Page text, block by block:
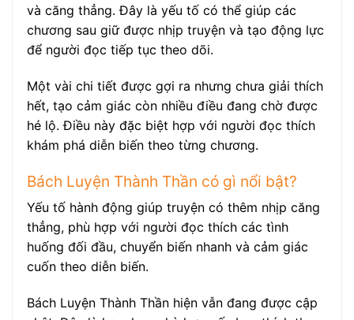
và căng thẳng. Đây là yếu tố có thể giúp các
chương sau giữ được nhịp truyện và tạo động lực
để người đọc tiếp tục theo dõi.
Một vài chi tiết được gợi ra nhưng chưa giải thích
hết, tạo cảm giác còn nhiều điều đang chờ được
hé lộ. Điều này đặc biệt hợp với người đọc thích
khám phá diễn biến theo từng chương.
Bách Luyện Thành Thần có gì nổi bật?
Yếu tố hành động giúp truyện có thêm nhịp căng
thẳng, phù hợp với người đọc thích các tình
huống đối đầu, chuyển biến nhanh và cảm giác
cuốn theo diễn biến.
Bách Luyện Thành Thần hiện vẫn đang được cập